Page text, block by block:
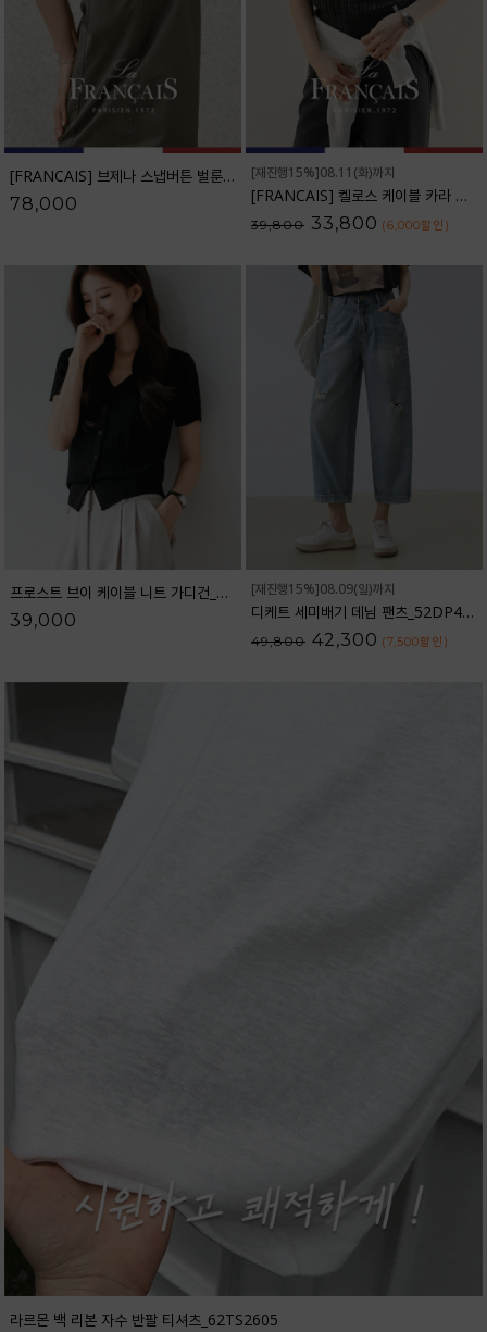
[FRANCAIS] 브제나 스냅버튼 벌룬 와이드 팬츠_F6H516PT
78,000
[재진행15%]08.11(화)까지
[FRANCAIS] 켈로스 케이블 카라 니트_F6S256KN
39,800 33,800 (6,000할인 )
프로스트 브이 케이블 니트 가디건_61CA1478
39,000
[재진행15%]08.09(일)까지
디케트 세미배기 데님 팬츠_52DP438
49,800 42,300 (7,500할인 )
라르몬 백 리본 자수 반팔 티셔츠_62TS2605